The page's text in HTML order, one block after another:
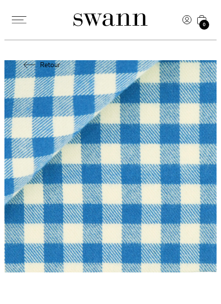
0
Retour